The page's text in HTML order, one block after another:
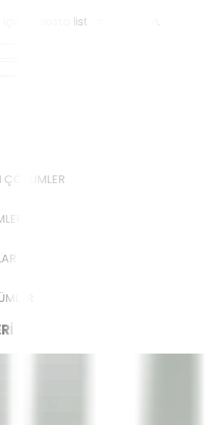
için e-posta listemize katılın.
ÇÖZÜMLER